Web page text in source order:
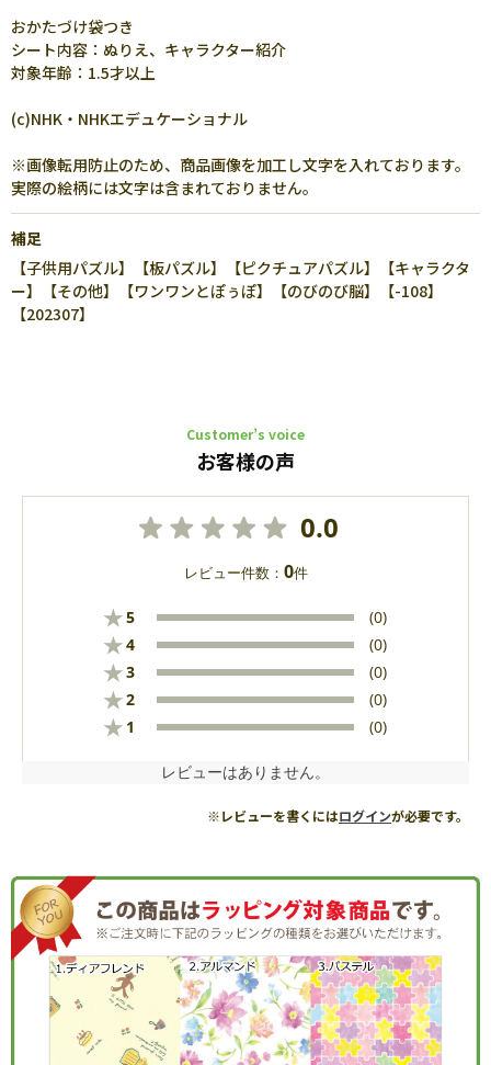
おかたづけ袋つき
シート内容：ぬりえ、キャラクター紹介
対象年齢：1.5才以上
(c)NHK・NHKエデュケーショナル
※画像転用防止のため、商品画像を加工し文字を入れております。
実際の絵柄には文字は含まれておりません。
補足
【子供用パズル】【板パズル】【ピクチュアパズル】【キャラクタ
ー】【その他】【ワンワンとぽぅぽ】【のびのび脳】【-108】
【202307】
Customer’s voice
お客様の声
0.0
レビュー件数： 0件
★5 (0)
★4 (0)
★3 (0)
★2 (0)
★ 1 (0)
レビューはありません。
※レビューを書くにはログインが必要です。